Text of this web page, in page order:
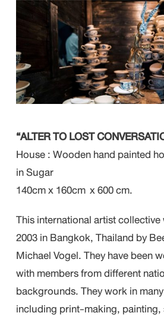
“ALTER TO LOST
House : Wooden hand painted
in Sugar
140cm x 160cm x 600 cm.
This international artist
2003 in Bangkok, Thailand by
Michael Vogel. They have been
with members from different
backgrounds. They work in
including print-making,